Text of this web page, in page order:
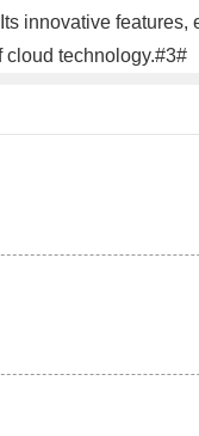
innovative features,
technology.#3#